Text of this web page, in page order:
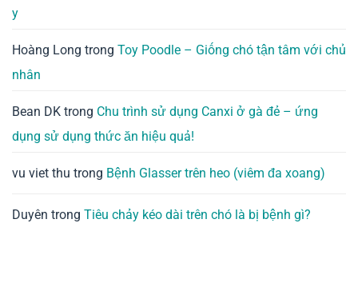
y
Hoàng Long trong Toy Poodle – Giống chó tận tâm với chủ
nhân
Bean DK trong Chu trình sử dụng Canxi ở gà đẻ – ứng
dụng sử dụng thức ăn hiệu quả!
vu viet thu trong Bệnh Glasser trên heo (viêm đa xoang)
Duyên trong Tiêu chảy kéo dài trên chó là bị bệnh gì?